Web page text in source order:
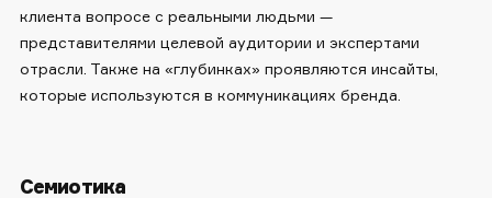
клиента вопросе с реальными людьми —
представителями целевой аудитории и экспертами
отрасли. Также на «глубинках» проявляются инсайты,
которые используются в коммуникациях бренда.
Семиотика